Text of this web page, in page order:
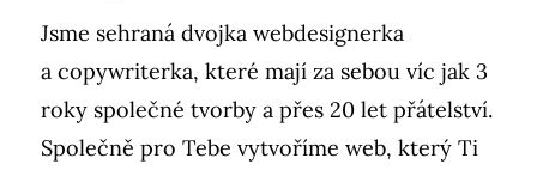
Jsme sehraná dvojka webdesignerka
a copywriterka, které mají za sebou víc jak 3
roky společné tvorby a přes 20 let přátelství.
Společně pro Tebe vytvoříme web, který Ti